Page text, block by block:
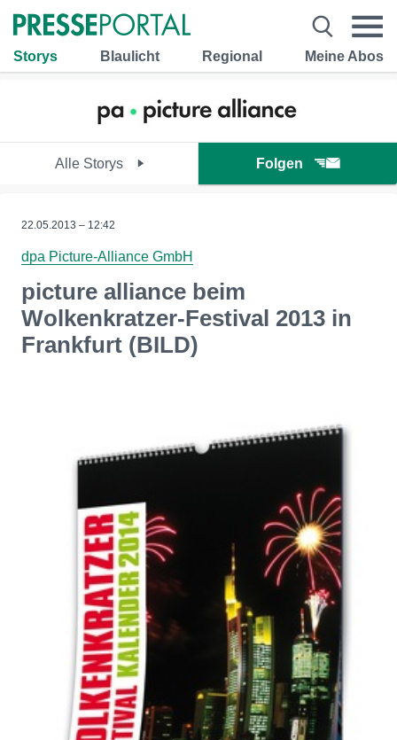
Storys Blaulicht Regional Meine Abos
Alle Storys Folgen
22.05.2013 – 12:42
dpa Picture-Alliance GmbH
picture alliance beim
Wolkenkratzer-Festival 2013 in
Frankfurt (BILD)